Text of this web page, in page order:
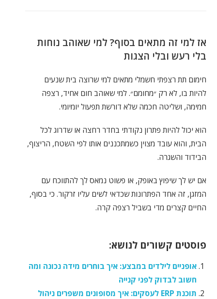
אז למי זה מתאים בסוף? למי שאוהב נוחות
בלי רעש ובלי הצגות
חימום תת רצפתי חשמלי מתאים למי שרוצה בית שנעים
להיות בו, לא רק ״מחומם״. למי שאוהב חום אחיד, רצפה
חמימה, ושליטה חכמה שלא דורשת תפעול יומיומי.
הוא יכול להיות פתרון נקודתי בחדר רחצה או שדרוג לכל
הבית, והוא עובד מצוין כשמתכננים אותו לפי השטח, הריצוף,
הבידוד והשגרה.
אם יש לך שיפוץ באופק, או פשוט נמאס לך להתווכח עם
המזגן, זה אחד הפתרונות שכדאי לשים עליו זרקור. כי בסוף,
החיים קצרים מדי בשביל רצפה קרה.
פוסטים קשורים לנושא:
אופניים לילדים במבצע: איך בוחרים מידה נכונה ומה
חשוב לבדוק לפני קנייה
תוכנת ERP לעסקים: איך מסופונים משפרים ניהול